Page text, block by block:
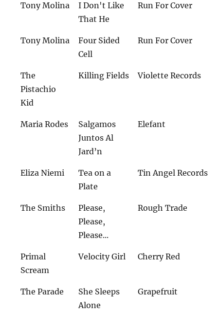
Tony Molina
I Don't Like
That He
Run For Cover
Tony Molina
Four Sided
Cell
Run For Cover
The
Pistachio
Kid
Killing Fields Violette Records
Maria Rodes
Salgamos
Juntos Al
Jard’n
Elefant
Eliza Niemi
Tea on a
Plate
Tin Angel Records
The Smiths
Please,
Please,
Please...
Rough Trade
Primal
Scream
Velocity Girl Cherry Red
The Parade
She Sleeps
Alone
Grapefruit